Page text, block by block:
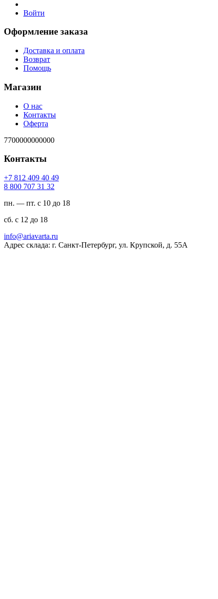
Войти
Оформление заказа
Доставка и оплата
Возврат
Помощь
Магазин
О нас
Контакты
Оферта
7700000000000
Контакты
94 04 904 218 7+
23 13 707 008 8
пн. — пт. с 10 до 18
сб. с 12 до 18
ur.atravaira@ofni
Адрес склада: г. Санкт-Петербург, ул. Крупской, д. 55А